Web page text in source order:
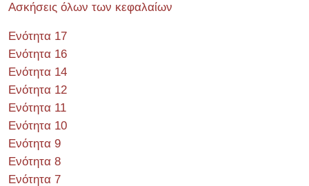
Ασκήσεις όλων των κεφαλαίων
Ενότητα 17
Ενότητα 16
Ενότητα 14
Ενότητα 12
Ενότητα 11
Ενότητα 10
Ενότητα 9
Ενότητα 8
Ενότητα 7